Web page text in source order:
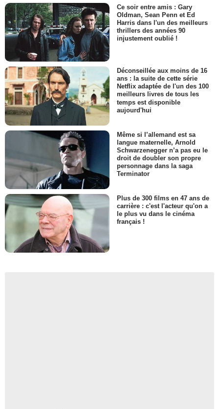
Ce soir entre amis : Gary
Oldman, Sean Penn et Ed
Harris dans l'un des meilleurs
thrillers des années 90
injustement oublié !
Déconseillée aux moins de 16
ans : la suite de cette série
Netflix adaptée de l'un des 100
meilleurs livres de tous les
temps est disponible
aujourd'hui
Même si l’allemand est sa
langue maternelle, Arnold
Schwarzenegger n’a pas eu le
droit de doubler son propre
personnage dans la saga
Terminator
Plus de 300 films en 47 ans de
carrière : c'est l'acteur qu'on a
le plus vu dans le cinéma
français !